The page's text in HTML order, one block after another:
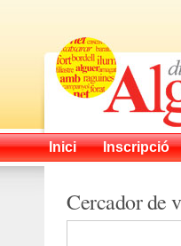
Inici Inscripció
Cercador de